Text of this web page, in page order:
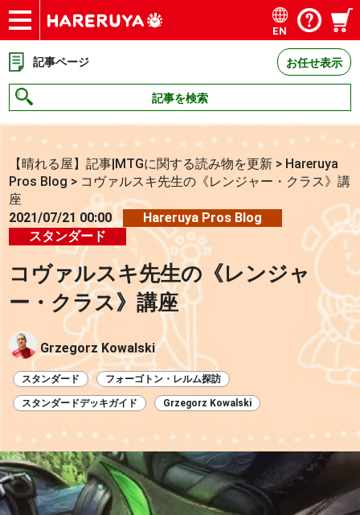
ショップ
買取
記事
デッキ検索
デッキ構築
選手一覧
店舗一覧
イベント
お問い合わせ
EN
記事ページ お任せ表示
記事を検索
【晴れる屋】記事|MTGに関する読み物を更新 > Hareruya
Pros Blog > コヴァルスキ先生の《レンジャー・クラス》講
座
2021/07/21 00:00
Hareruya Pros Blog
スタンダード
コヴァルスキ先生の《レンジャ
ー・クラス》講座
Grzegorz Kowalski
スタンダード フォーゴトン・レルム探訪
スタンダードデッキガイド Grzegorz Kowalski